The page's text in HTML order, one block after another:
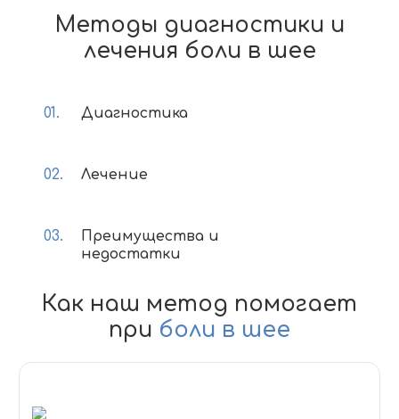
Методы диагностики и
лечения боли в шее
Диагностика
Лечение
Преимущества и
недостатки
Как наш метод помогает
при боли в шее